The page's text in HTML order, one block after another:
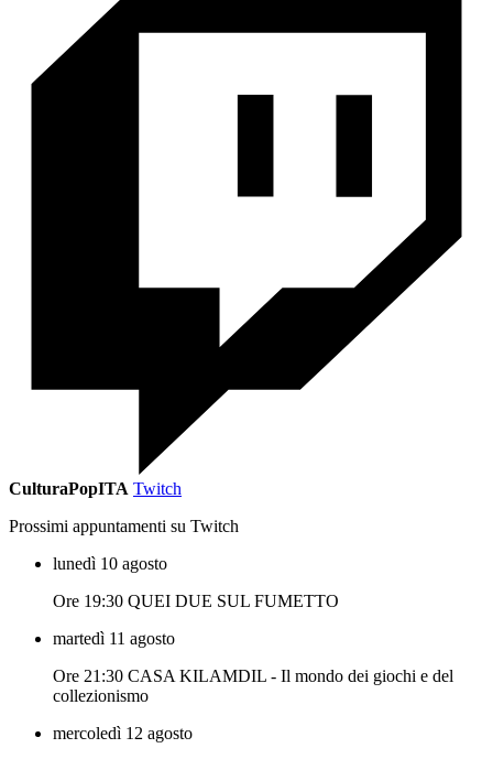
CulturaPopITA Twitch
Prossimi appuntamenti su Twitch
lunedì 10 agosto
Ore 19:30 QUEI DUE SUL FUMETTO
martedì 11 agosto
Ore 21:30 CASA KILAMDIL - Il mondo dei giochi e del
collezionismo
mercoledì 12 agosto